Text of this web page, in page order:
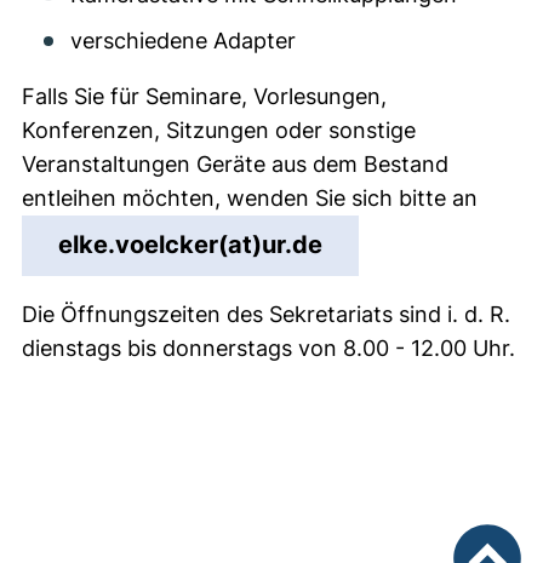
verschiedene Adapter
Falls Sie für Seminare, Vorlesungen,
Konferenzen, Sitzungen oder sonstige
Veranstaltungen Geräte aus dem Bestand
entleihen möchten, wenden Sie sich bitte an
elke.voelcker​(at)​ur.de(öffnet Ihr E-Mail-
Die Öffnungszeiten des Sekretariats sind i. d. R.
dienstags bis donnerstags von 8.00 - 12.00 Uhr.